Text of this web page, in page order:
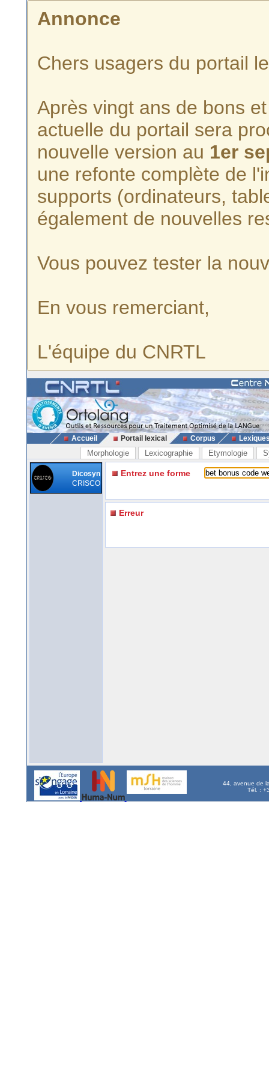
Annonce
Chers usagers du portail
Après vingt ans de bons
actuelle du portail sera
nouvelle version au 1er
une refonte complète de
supports (ordinateurs,
également de nouvelles
Vous pouvez tester la
En vous remerciant,
L'équipe du CNRTL
Accueil Portail lexical Corpus
Morphologie Lexicographie Etymologie
Dicosyn
CRISCO
Entrez une forme
Erreur
44, avenue de
Tél. :